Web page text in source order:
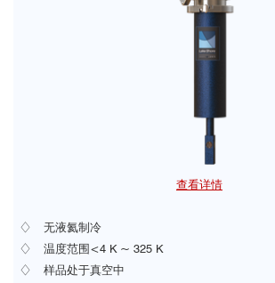
查看详情
♢ 无液氦制冷
♢ 温度范围<4 K ~ 325 K
♢ 样品处于真空中